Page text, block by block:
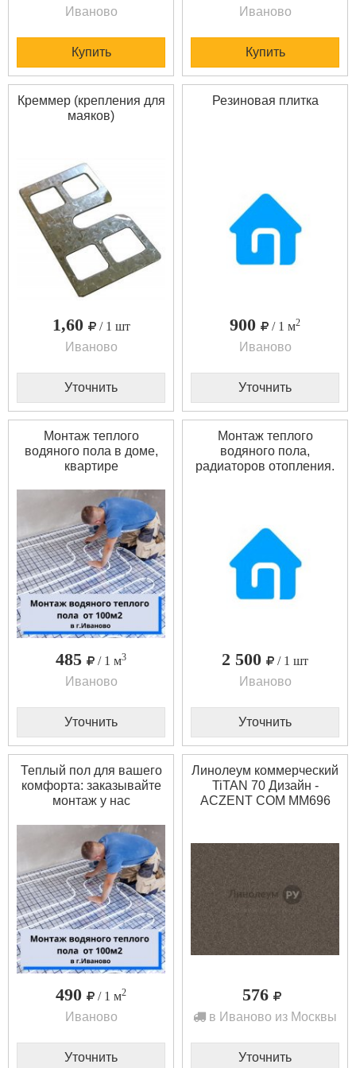
Иваново
Купить
Иваново
Купить
Креммер (крепления для
маяков)
1,60
/ 1 шт
Иваново
Уточнить
Резиновая плитка
900 / 1 м2
Иваново
Уточнить
Монтаж теплого
водяного пола в доме,
квартире
485 / 1 м3
Иваново
Уточнить
Монтаж теплого
водяного пола,
радиаторов отопления.
2 500
/ 1 шт
Иваново
Уточнить
Теплый пол для вашего
комфорта: заказывайте
монтаж у нас
490 / 1 м2
Иваново
Уточнить
Линолеум коммерческий
TiTAN 70 Дизайн -
ACZENT COM MM696
576
в Иваново из Москвы
Уточнить